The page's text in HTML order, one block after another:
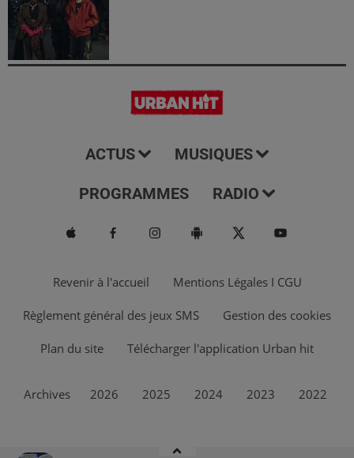
ACTUS MUSIQUES
PROGRAMMES RADIO
Revenir à l'accueil Mentions Légales I CGU
Règlement général des jeux SMS Gestion des cookies
Plan du site Télécharger l'application Urban hit
Archives 2026 2025 2024 2023 2022